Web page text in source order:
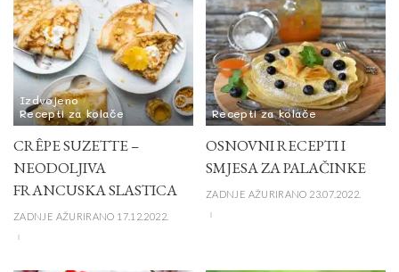
Izdvojeno
Recepti za kolače
CRÊPE SUZETTE –
NEODOLJIVA
FRANCUSKA SLASTICA
ZADNJE AŽURIRANO 17.12.2022.
Recepti za kolače
OSNOVNI RECEPTI I
SMJESA ZA PALAČINKE
ZADNJE AŽURIRANO 23.07.2022.